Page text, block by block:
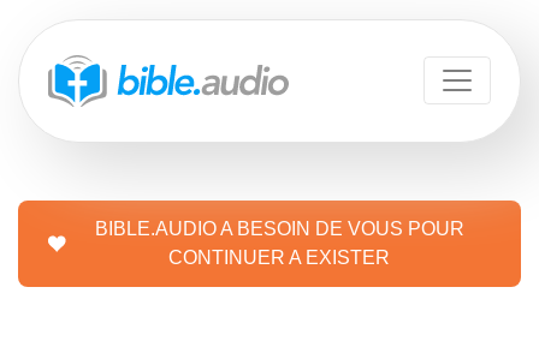
BIBLE.AUDIO A BESOIN DE VOUS POUR
CONTINUER A EXISTER